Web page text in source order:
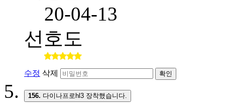
20-04-13
선호도
수정 삭제 확인
156. 다이나프로hl3 장착했습니다.